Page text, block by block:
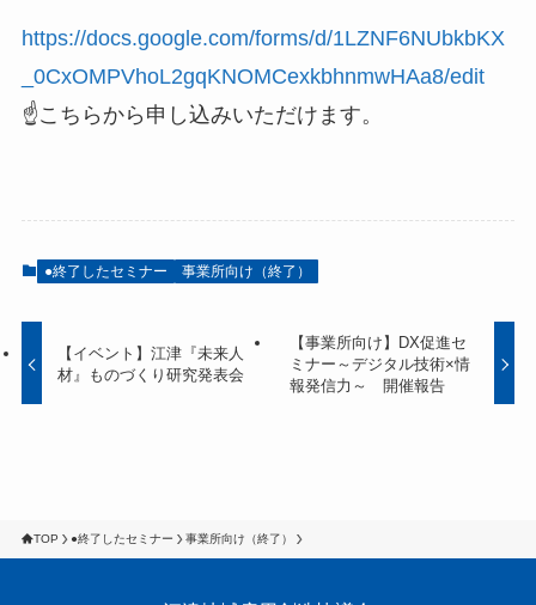
https://docs.google.com/forms/d/1LZNF6NUbkbKX
_0CxOMPVhoL2gqKNOMCexkbhnmwHAa8/edit
☝こちらから申し込みいただけます。
●終了したセミナー 事業所向け（終了）
【イベント】江津『未来人
材』ものづくり研究発表会
【事業所向け】DX促進セ
ミナー～デジタル技術×情
報発信力～ 開催報告
TOP ●終了したセミナー 事業所向け（終了）